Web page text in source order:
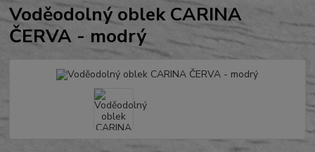
Voděodolný oblek CARINA
ČERVA - modrý